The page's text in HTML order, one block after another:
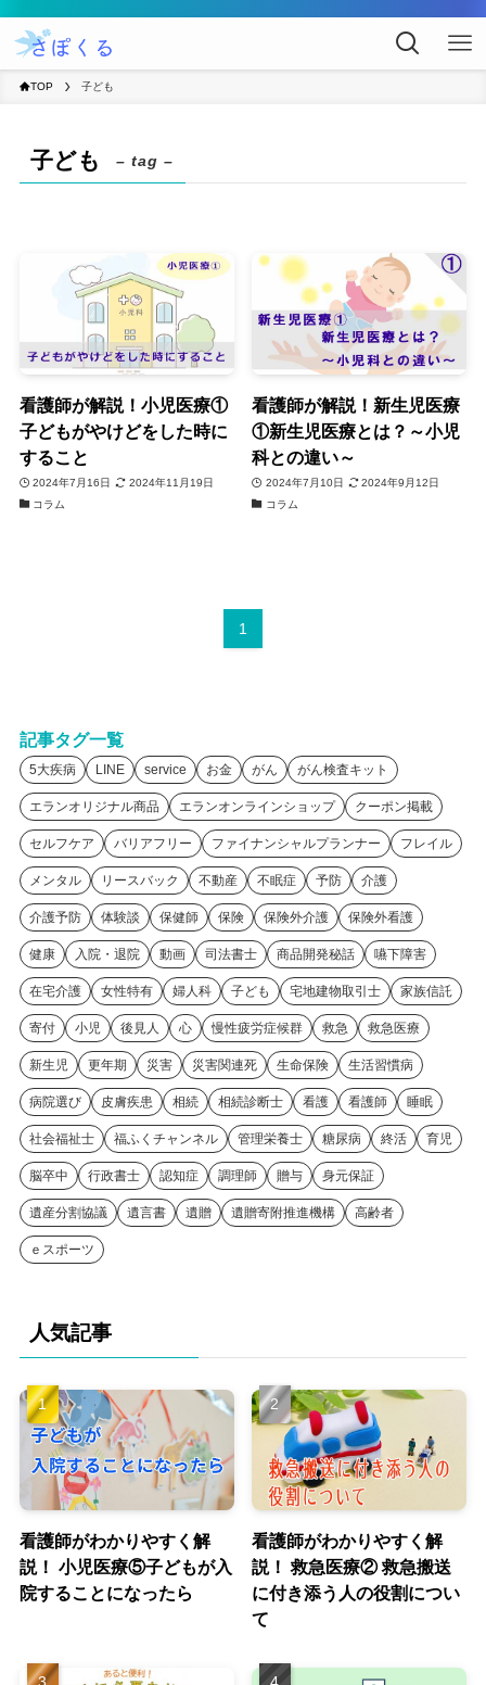
TOP 子ども
子ども – tag –
看護師が解説！小児医療①
子どもがやけどをした時に
すること
2024年7月16日
2024年11月19日
コラム
看護師が解説！新生児医療
①新生児医療とは？～小児
科との違い～
2024年7月10日
2024年9月12日
コラム
1
記事タグ一覧
5大疾病 LINE service お金 がん がん検査キット
エランオリジナル商品 エランオンラインショップ クーポン掲載
セルフケア バリアフリー ファイナンシャルプランナー フレイル
メンタル リースバック 不動産 不眠症 予防 介護
介護予防 体験談 保健師 保険 保険外介護 保険外看護
健康 入院・退院 動画 司法書士 商品開発秘話 嚥下障害
在宅介護 女性特有 婦人科 子ども 宅地建物取引士 家族信託
寄付 小児 後見人 心 慢性疲労症候群 救急 救急医療
新生児 更年期 災害 災害関連死 生命保険 生活習慣病
病院選び 皮膚疾患 相続 相続診断士 看護 看護師 睡眠
社会福祉士 福ふくチャンネル 管理栄養士 糖尿病 終活 育児
脳卒中 行政書士 認知症 調理師 贈与 身元保証
遺産分割協議 遺言書 遺贈 遺贈寄附推進機構 高齢者
ｅスポーツ
人気記事
看護師がわかりやすく解
説！ 小児医療⑤子どもが入
院することになったら
看護師がわかりやすく解
説！ 救急医療② 救急搬送
に付き添う人の役割につい
て